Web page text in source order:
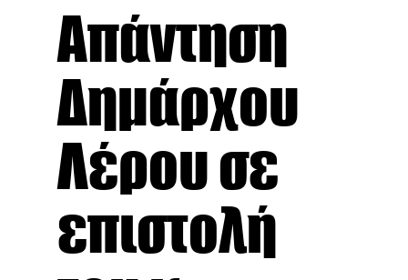
Απάντηση
Δημάρχου
Λέρου σε
επιστολή